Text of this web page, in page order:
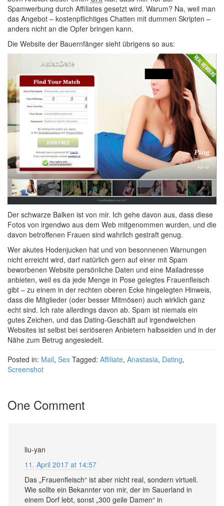
Spamwerbung durch Affiliates gesetzt wird. Warum? Na, weil man
das Angebot – kostenpflichtiges Chatten mit dummen Skripten –
anders nicht an die Opfer bringen kann.
Die Website der Bauernfänger sieht übrigens so aus:
Der schwarze Balken ist von mir. Ich gehe davon aus, dass diese
Fotos von irgendwo aus dem Web mitgenommen wurden, und die
davon betroffenen Frauen sind wahrlich gestraft genug.
Wer akutes Hodenjucken hat und von besonnenen Warnungen
nicht erreicht wird, darf natürlich gern auf einer mit Spam
beworbenen Website persönliche Daten und eine Mailadresse
anbieten, weil es da jede Menge in Pose gelegtes Frauenfleisch
gibt – zu einem in der rechten oberen Ecke hingelegten Hinweis,
dass die Mitglieder (oder besser Mitmösen) auch wirklich ganz
echt sind. Ich rate allerdings davon ab. Spam ist niemals ein
gutes Zeichen, und das Dating-Geschäft auf irgendwelchen
Websites ist selbst bei seriöseren Anbietern halbseiden und in der
Nähe zum Betrug angesiedelt.
Posted in: Mail, Sex Tagged: Affiliate, Anastasia, Dating,
Screenshot
One Comment
liu-yan
11. April 2017 at 14:57
Das „Frauenfleisch“ ist aber nicht real, sondern virtuell.
Wie sollte ein Bekannter von mir, der im Sauerland in
einem Dorf lebt, sonst „300 geile Damen“ in